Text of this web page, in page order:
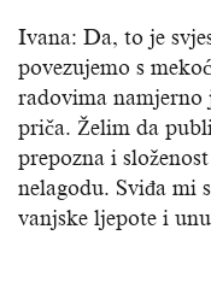
Ivana: Da, to je
povezujemo s
radovima
priča. Želim da
prepozna i
nelagodu. Sviđa mi
vanjske ljepote i